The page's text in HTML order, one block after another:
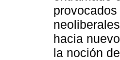
hacia
la noción